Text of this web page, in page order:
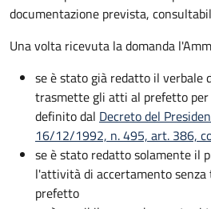
documentazione prevista,
Una volta ricevuta la domanda
se è stato già redatto il verbale
trasmette gli atti al prefetto per
definito dal Decreto del
16/12/1992, n. 495, art. 386,
se è stato redatto solamente il
l'attività di accertamento
prefetto